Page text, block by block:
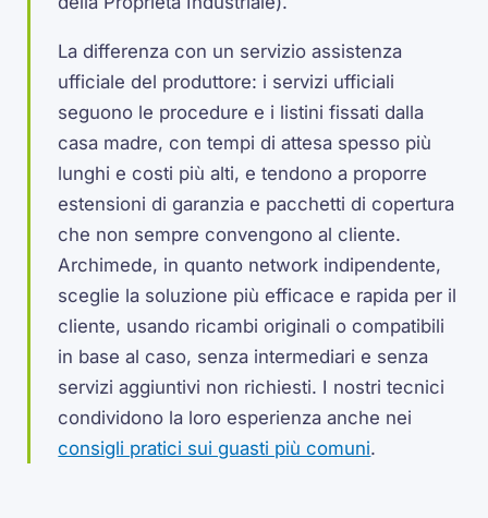
La differenza con un servizio assistenza
ufficiale del produttore: i servizi ufficiali
seguono le procedure e i listini fissati dalla
casa madre, con tempi di attesa spesso più
lunghi e costi più alti, e tendono a proporre
estensioni di garanzia e pacchetti di copertura
che non sempre convengono al cliente.
Archimede, in quanto network indipendente,
sceglie la soluzione più efficace e rapida per il
cliente, usando ricambi originali o compatibili
in base al caso, senza intermediari e senza
servizi aggiuntivi non richiesti. I nostri tecnici
condividono la loro esperienza anche nei
consigli pratici sui guasti più comuni.